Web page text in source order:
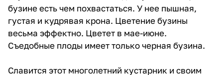
бузине есть чем похвастаться. У нее пышная,
густая и кудрявая крона. Цветение бузины
весьма эффектно. Цветет в мае-июне.
Съедобные плоды имеет только черная бузина.
Славится этот многолетний кустарник и своим